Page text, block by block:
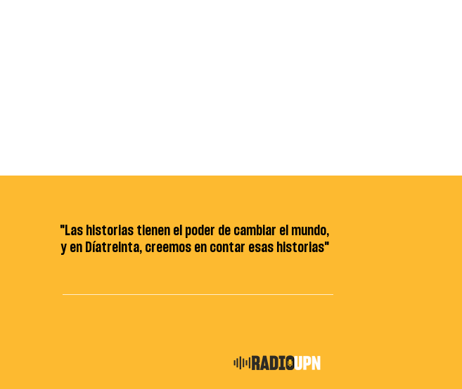
UPN suma una nueva victoria
"Las historias tienen el poder de cambiar el mundo,
y en Díatreinta, creemos en contar esas historias"